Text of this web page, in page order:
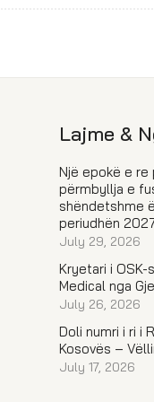
Lajme &
Një epokë e
përmbyllja e
shëndetshme
periudhën
July 29, 2026
Kryetari i
Medical nga
July 26, 2026
Doli numri i ri i
Kosovës –
July 17, 2026